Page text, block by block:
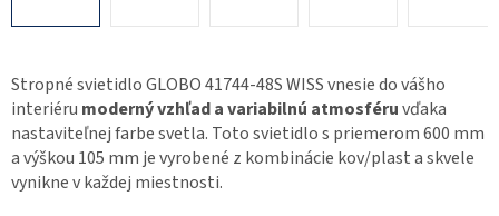
Stropné svietidlo GLOBO 41744-48S WISS vnesie do vášho
interiéru moderný vzhľad a variabilnú atmosféruvďaka
nastaviteľnej farbe svetla. Toto svietidlo s priemerom 600 mm
a výškou 105 mm je vyrobené z kombinácie kov/plast a skvele
vynikne v každej miestnosti.